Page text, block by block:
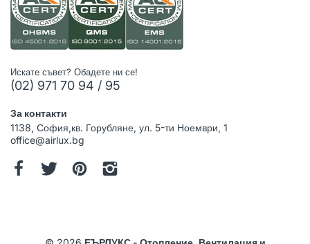
Искате съвет? Обадете ни се!
(02) 971 70 94 / 95
За контакти
1138, София,кв. Горубляне, ул. 5-ти Ноември, 1
office@airlux.bg